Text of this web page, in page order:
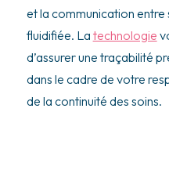
et la communication
fluidifiée. La technologie
d’assurer une traçabilité
dans le cadre de votre
de la continuité des soins.